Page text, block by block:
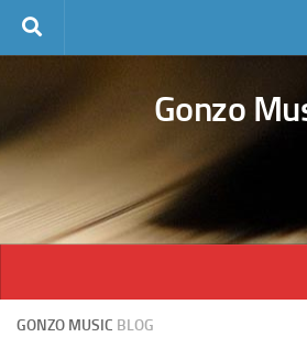
Skip to content
Gonzo
GONZO MUSIC BLOG